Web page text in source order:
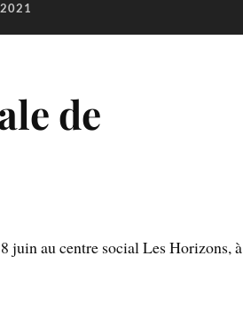
de
juin au centre social Les Horizons, à